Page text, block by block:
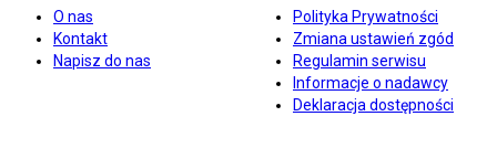
O nas
Kontakt
Napisz do nas
Polityka Prywatności
Zmiana ustawień zgód
Regulamin serwisu
Informacje o nadawcy
Deklaracja dostępności